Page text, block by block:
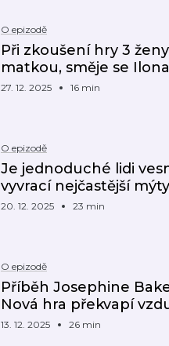
O epizodě
Při zkoušení hry 3
matkou, směje se
27. 12. 2025 16 min
O epizodě
Je jednoduché lidi
vyvrací nejčastější
20. 12. 2025 23 min
O epizodě
Příběh Josephine
Nová hra překvapí
13. 12. 2025 26 min